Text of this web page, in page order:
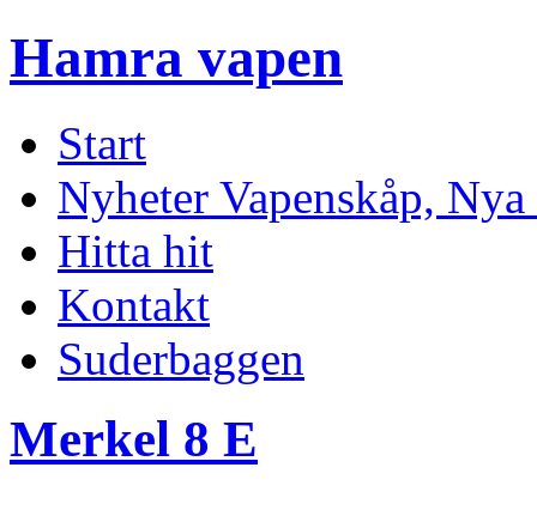
Hamra vapen
Start
Nyheter Vapenskåp,
Hitta hit
Kontakt
Suderbaggen
Merkel 8 E